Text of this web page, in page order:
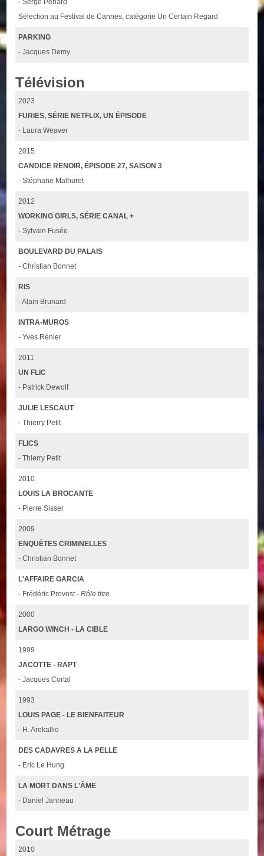
- Serge Penard
Sélection au Festival de Cannes, catégorie Un Certain Regard
PARKING
- Jacques Demy
Télévision
2023
FURIES, SÉRIE NETFLIX, UN ÉPISODE
- Laura Weaver
2015
CANDICE RENOIR, ÉPISODE 27, SAISON 3
- Stéphane Malhuret
2012
WORKING GIRLS, SÉRIE CANAL +
- Sylvain Fusée
BOULEVARD DU PALAIS
- Christian Bonnet
RIS
- Alain Brunard
INTRA-MUROS
- Yves Rénier
2011
UN FLIC
- Patrick Dewolf
JULIE LESCAUT
- Thierry Petit
FLICS
- Thierry Petit
2010
LOUIS LA BROCANTE
- Pierre Sisser
2009
ENQUÈTES CRIMINELLES
- Christian Bonnet
L'AFFAIRE GARCIA
- Frédéric Provost -Rôle titre
2000
LARGO WINCH - LA CIBLE
1999
JACOTTE - RAPT
- Jacques Cortal
1993
LOUIS PAGE - LE BIENFAITEUR
- H. Arekallio
DES CADAVRES A LA PELLE
- Eric Le Hung
LA MORT DANS L'ÂME
- Daniel Janneau
Court Métrage
2010